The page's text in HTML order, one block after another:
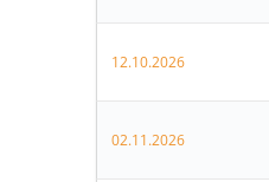
12.10.2026
02.11.2026